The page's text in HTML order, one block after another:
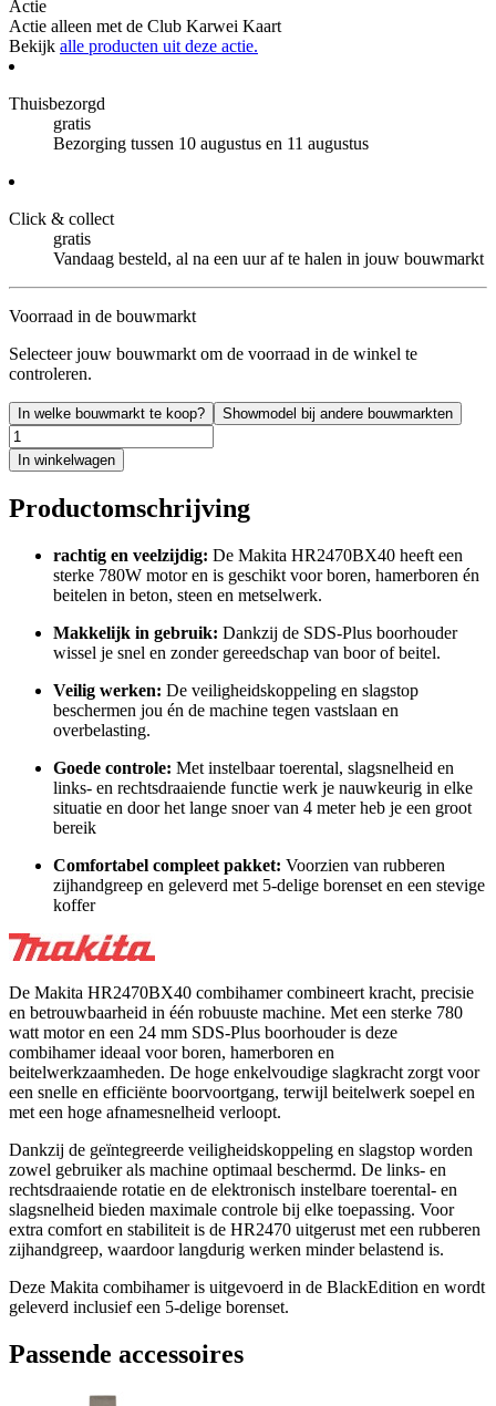
Actie
Actie alleen met de Club Karwei Kaart
Bekijk alle producten uit deze actie.
Thuisbezorgd
gratis
Bezorging tussen 10 augustus en 11 augustus
Click & collect
gratis
Vandaag besteld, al na een uur af te halen in jouw bouwmarkt
Voorraad in de bouwmarkt
Selecteer jouw bouwmarkt om de voorraad in de winkel te
controleren.
In welke bouwmarkt te koop? Showmodel bij andere bouwmarkten
In winkelwagen
Productomschrijving
rachtig en veelzijdig: De Makita HR2470BX40 heeft een
sterke 780W motor en is geschikt voor boren, hamerboren én
beitelen in beton, steen en metselwerk.
Makkelijk in gebruik: Dankzij de SDS-Plus boorhouder
wissel je snel en zonder gereedschap van boor of beitel.
Veilig werken: De veiligheidskoppeling en slagstop
beschermen jou én de machine tegen vastslaan en
overbelasting.
Goede controle: Met instelbaar toerental, slagsnelheid en
links- en rechtsdraaiende functie werk je nauwkeurig in elke
situatie en door het lange snoer van 4 meter heb je een groot
bereik
Comfortabel compleet pakket: Voorzien van rubberen
zijhandgreep en geleverd met 5-delige borenset en een stevige
koffer
De Makita HR2470BX40 combihamer combineert kracht, precisie
en betrouwbaarheid in één robuuste machine. Met een sterke 780
watt motor en een 24 mm SDS-Plus boorhouder is deze
combihamer ideaal voor boren, hamerboren en
beitelwerkzaamheden. De hoge enkelvoudige slagkracht zorgt voor
een snelle en efficiënte boorvoortgang, terwijl beitelwerk soepel en
met een hoge afnamesnelheid verloopt.
Dankzij de geïntegreerde veiligheidskoppeling en slagstop worden
zowel gebruiker als machine optimaal beschermd. De links- en
rechtsdraaiende rotatie en de elektronisch instelbare toerental- en
slagsnelheid bieden maximale controle bij elke toepassing. Voor
extra comfort en stabiliteit is de HR2470 uitgerust met een rubberen
zijhandgreep, waardoor langdurig werken minder belastend is.
Deze Makita combihamer is uitgevoerd in de BlackEdition en wordt
geleverd inclusief een 5-delige borenset.
Passende accessoires